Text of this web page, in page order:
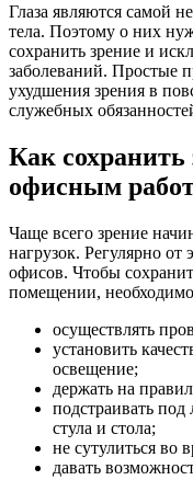
Глаза являются самой
тела. Поэтому о них
сохранить зрение и
заболеваний. Простые
ухудшения зрения в
служебных
Как
офисным
Чаще всего зрение
нагрузок. Регулярно от
офисов. Чтобы
помещении,
осуществлять
установить
освещение;
держать на
подстраивать
стула и стола;
не сутулиться во
давать